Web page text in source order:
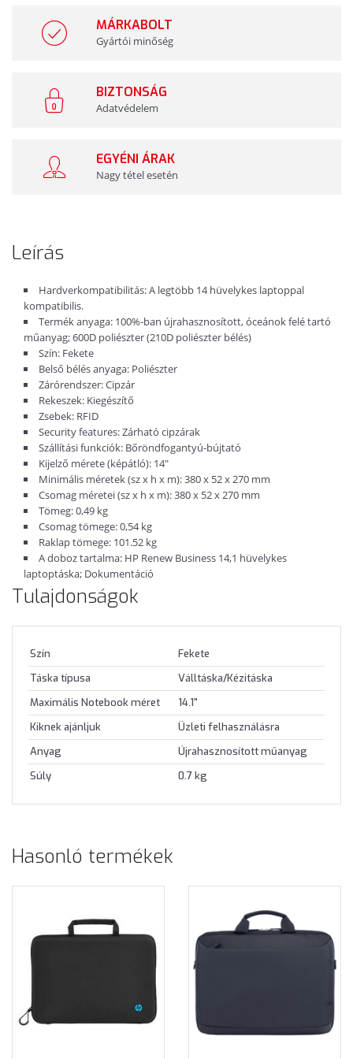
MÁRKABOLT
Gyártói minőség
BIZTONSÁG
Adatvédelem
EGYÉNI ÁRAK
Nagy tétel esetén
Leírás
Hardverkompatibilitás: A legtöbb 14 hüvelykes laptoppal
kompatibilis.
Termék anyaga: 100%-ban újrahasznosított, óceánok felé tartó
műanyag; 600D poliészter (210D poliészter bélés)
Szín: Fekete
Belső bélés anyaga: Poliészter
Zárórendszer: Cipzár
Rekeszek: Kiegészítő
Zsebek: RFID
Security features: Zárható cipzárak
Szállítási funkciók: Bőröndfogantyú-bújtató
Kijelző mérete (képátló): 14"
Minimális méretek (sz x h x m): 380 x 52 x 270 mm
Csomag méretei (sz x h x m): 380 x 52 x 270 mm
Tömeg: 0,49 kg
Csomag tömege: 0,54 kg
Raklap tömege: 101.52 kg
A doboz tartalma: HP Renew Business 14,1 hüvelykes
laptoptáska; Dokumentáció
Tulajdonságok
Szín
Fekete
Táska típusa
Válltáska/Kézitáska
Maximális Notebook méret
14.1"
Kiknek ajánljuk
Üzleti felhasználásra
Anyag
Újrahasznosított műanyag
Súly
0.7 kg
Hasonló termékek